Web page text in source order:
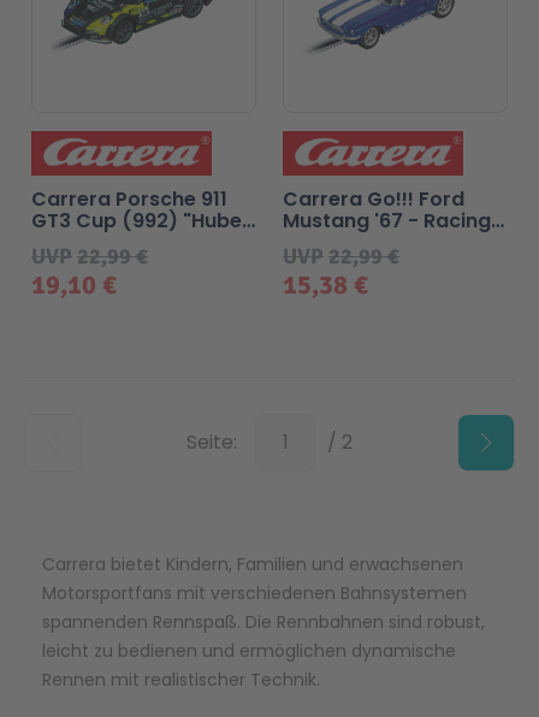
19,10 €
UVP22,99 €
Carrera Porsche 911
GT3 Cup (992) "Huber
Racing No.14"
15,38 €
UVP22,99 €
Carrera Go!!! Ford
Mustang '67 - Racing
Blue
Seite: Unten / 2
Carrera bietet Kindern, Familien und erwachsenen
Motorsportfans mit verschiedenen Bahnsystemen
spannenden Rennspaß. Die Rennbahnen sind robust,
leicht zu bedienen und ermöglichen dynamische
Rennen mit realistischer Technik.